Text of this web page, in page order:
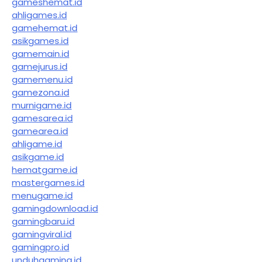
ahligames.id
gamehemat.id
asikgames.id
gamemain.id
gamejurus.id
gamemenu.id
gamezona.id
murnigame.id
gamesarea.id
gamearea.id
ahligame.id
asikgame.id
hematgame.id
mastergames.id
menugame.id
gamingdownload.id
gamingbaru.id
gamingviral.id
gamingpro.id